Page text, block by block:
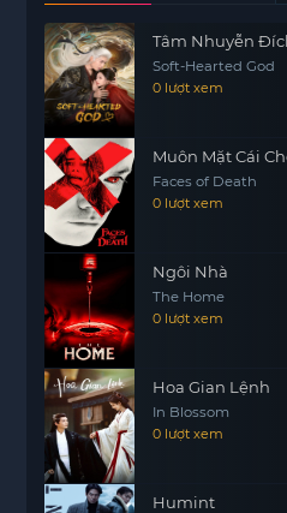
Tâm Nhuyễn
Soft-Hearted God
0 lượt xem
Muôn Mặt Cái
Faces of Death
0 lượt xem
Ngôi Nhà
The Home
0 lượt xem
Hoa Gian Lệnh
In Blossom
0 lượt xem
Humint